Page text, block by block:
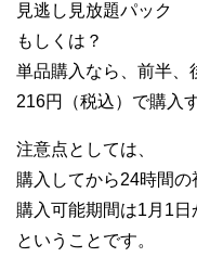
見逃し見放題パック
もしくは？
単品購入なら、前半、
216円（税込）で購入
注意点としては、
購入してから24時間の
購入可能期間は1月1
ということです。